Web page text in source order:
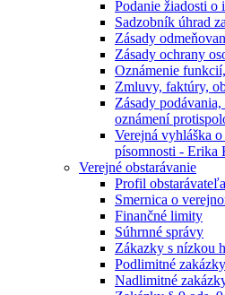
Podanie žiadosti o
Sadzobník úhrad
Zásady
Zásady ochrany
Oznámenie
Zmluvy, faktúry,
Zásady
oznámení
Verejná vyhláška
písomnosti - Erika
Verejné obstarávanie
Profil obstarávateľa
Smernica o
Finančné limity
Súhrnné správy
Zákazky s nízkou
Podlimitné zakázky
Nadlimitné